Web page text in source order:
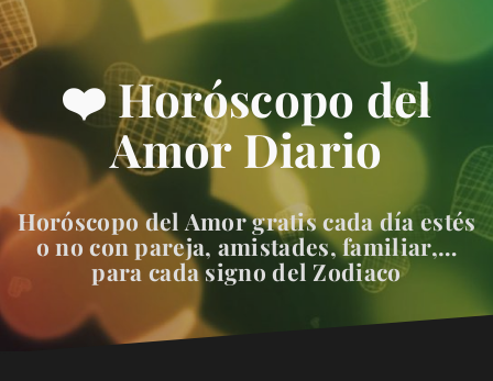
❤️ Horóscopo del
Amor Diario
Horóscopo del Amor gratis cada día estés
o no con pareja, amistades, familiar,…
para cada signo del Zodiaco